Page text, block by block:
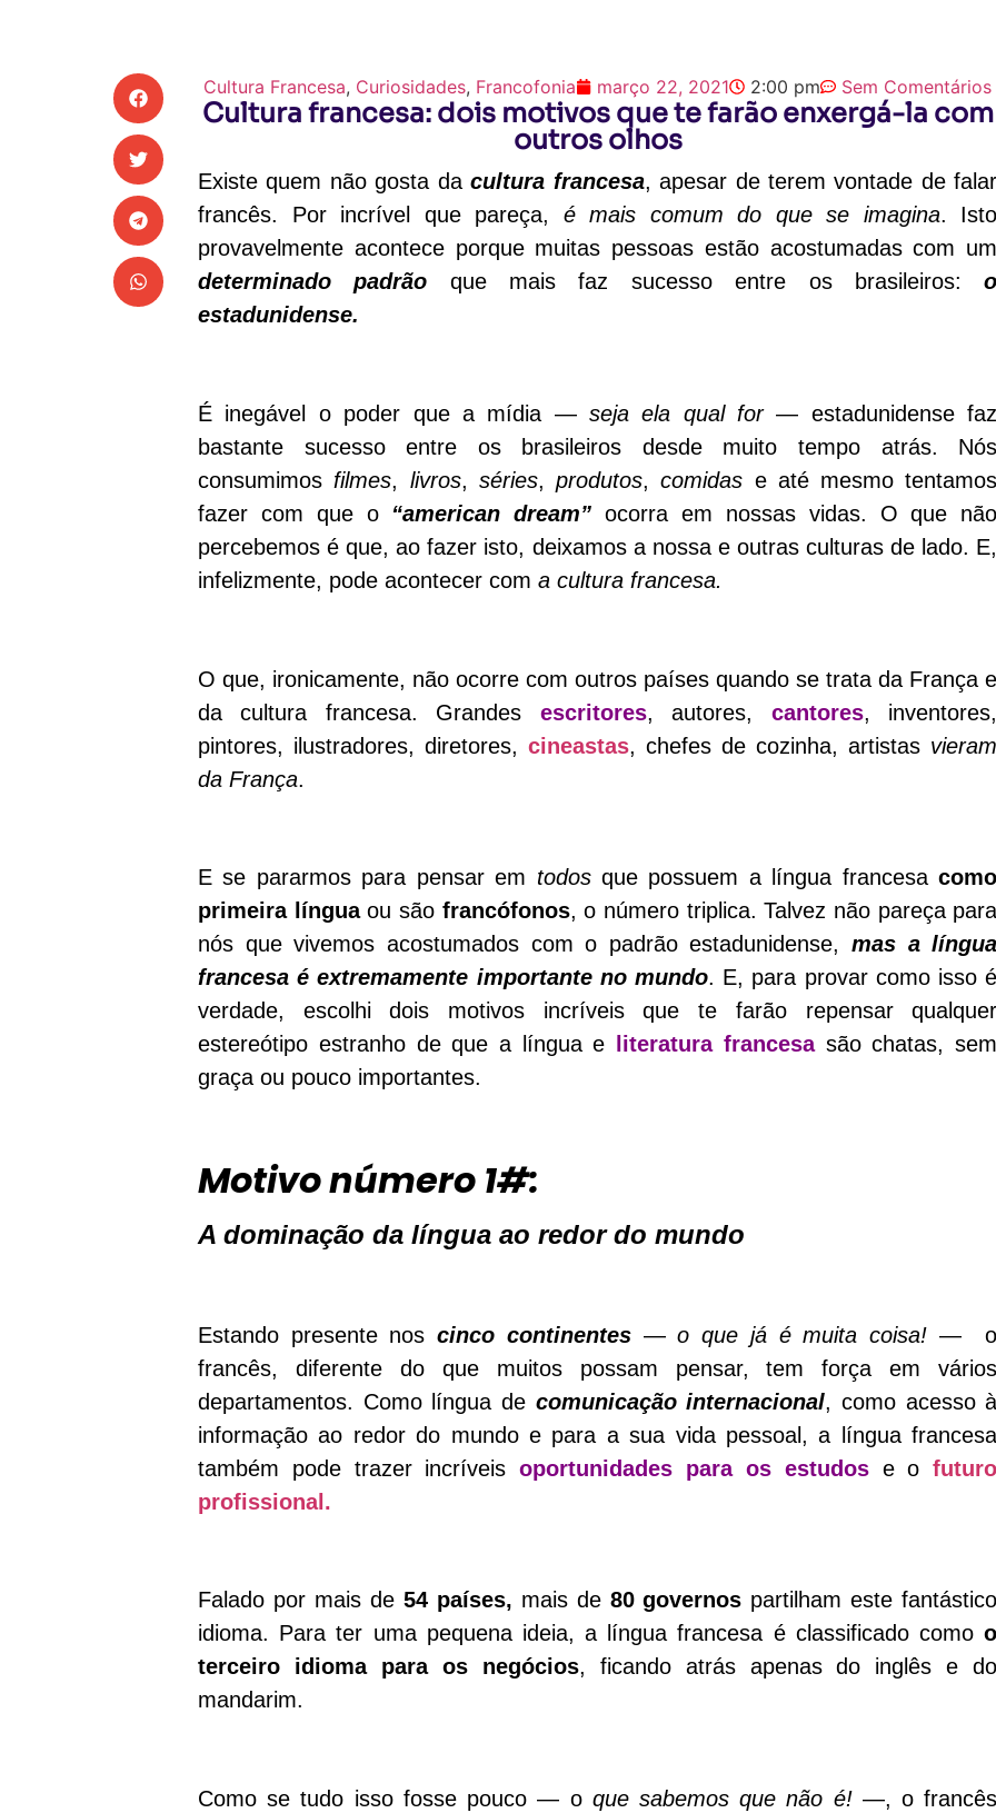
Cultura Francesa, Curiosidades, Francofonia março 22, 2021 2:00 pm Sem Comentários
Cultura francesa: dois motivos que te farão enxergá-la com
outros olhos
Existe quem não gosta dacultura francesa, apesar de terem vontade de falar
francês. Por incrível que pareça, é mais comum do que se imagina. Isto
provavelmente acontece porque muitas pessoas estão acostumadas com um
determinado padrão que mais faz sucesso entre os brasileiros: o
estadunidense.
É inegável o poder que a mídia —seja ela qual for— estadunidense faz
bastante sucesso entre os brasileiros desde muito tempo atrás. Nós
consumimos filmes, livros, séries,produtos,comidas e até mesmo tentamos
fazer com que o “american dream” ocorra em nossas vidas. O que não
percebemos é que, ao fazer isto, deixamos a nossa e outras culturas de lado. E,
infelizmente, pode acontecer coma cultura francesa.
O que, ironicamente, não ocorre com outros países quando se trata da França e
da cultura francesa. Grandes escritores, autores, cantores, inventores,
pintores, ilustradores, diretores,cineastas, chefes de cozinha, artistas vieram
da França.
E se pararmos para pensar em todosque possuem a língua francesacomo
primeira línguaou são francófonos, o número triplica. Talvez não pareça para
nós que vivemos acostumados com o padrão estadunidense, mas a língua
francesa é extremamente importante no mundo. E, para provar como isso é
verdade, escolhi dois motivos incríveis que te farão repensar qualquer
estereótipo estranho de que a língua e
literatura francesasão chatas, sem
graça ou pouco importantes.
Motivo número 1#:
A dominação da língua ao redor do mundo
Estando presente nos cinco continentes—o que já é muita coisa! — o
francês, diferente do que muitos possam pensar, tem força em vários
departamentos. Como língua de comunicação internacional, como acesso à
informação ao redor do mundo e para a sua vida pessoal, a língua francesa
também pode trazer incríveisoportunidades para os estudos e o futuro
profissional.
Falado por mais de54 países, mais de80 governos partilham este fantástico
idioma. Para ter uma pequena ideia, a língua francesa é classificado como o
terceiro idioma para os negócios, ficando atrás apenas do inglês e do
mandarim.
Como se tudo isso fosse pouco — oque sabemos que não é!—, o francês